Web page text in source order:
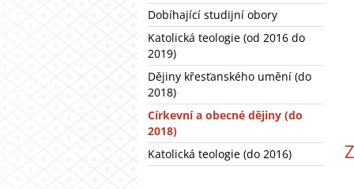
Dobíhající studijní obory
Katolická teologie (od 2016 do
2019)
Dějiny křesťanského umění (do
2018)
Církevní a obecné dějiny (do
2018)
Katolická teologie (do 2016)